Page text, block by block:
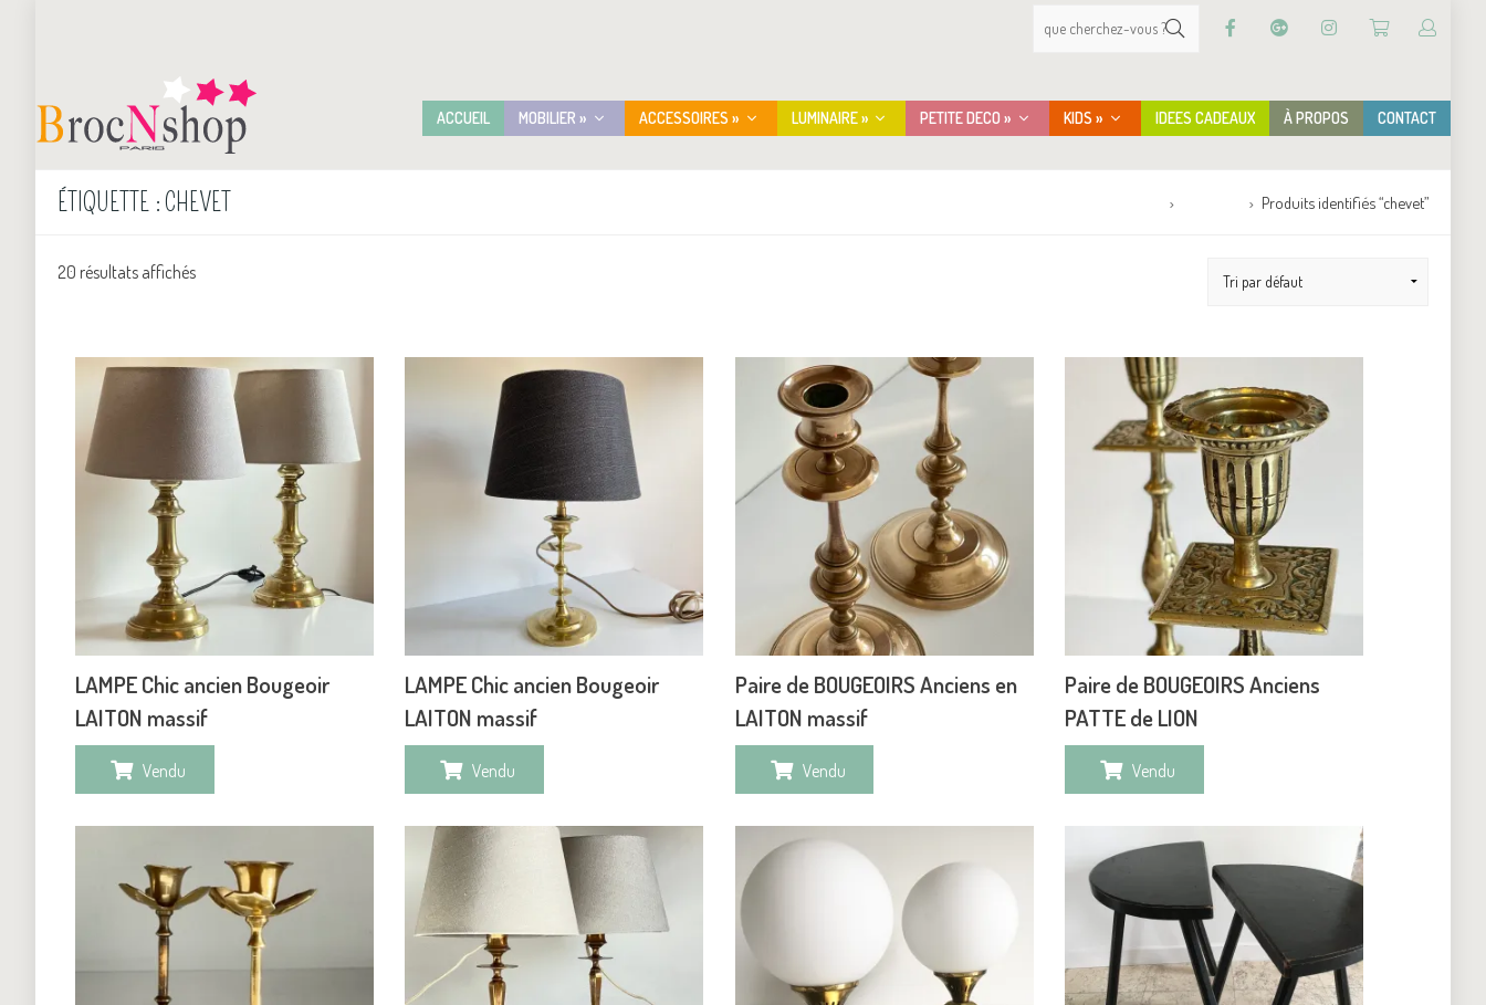
ACCUEIL MOBILIER » ACCESSOIRES » LUMINAIRE » PETITE DECO » KIDS » IDEES CADEAUX À PROPOS CONTACT
ÉTIQUETTE :CHEVET Produits identifiés “chevet”
20 résultats affichés
LAMPE Chic ancien Bougeoir
LAITON massif
Vendu
LAMPE Chic ancien Bougeoir
LAITON massif
Vendu
Paire de BOUGEOIRS Anciens en
LAITON massif
Vendu
Paire de BOUGEOIRS Anciens
PATTE de LION
Vendu